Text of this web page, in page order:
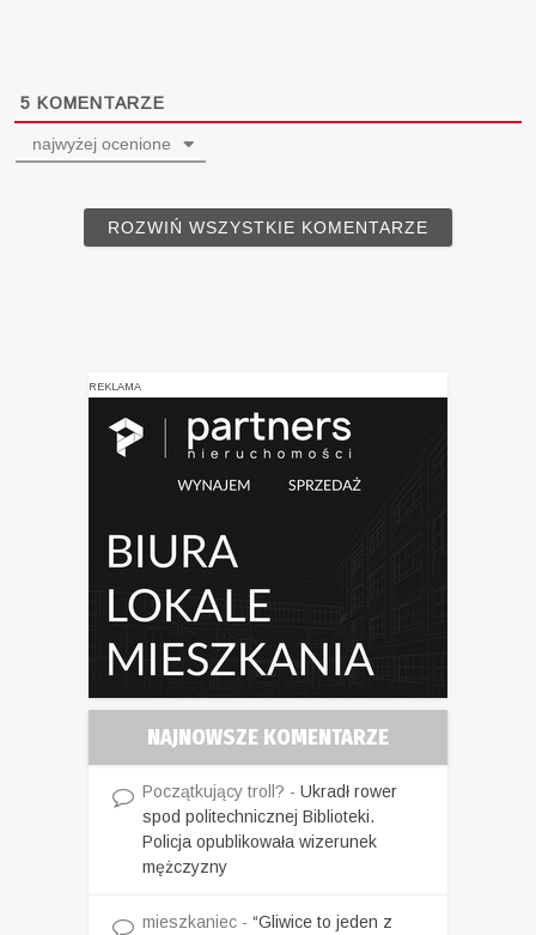
5 KOMENTARZE
najwyżej ocenione
ROZWIŃ WSZYSTKIE KOMENTARZE
REKLAMA
NAJNOWSZE KOMENTARZE
Początkujący troll? - Ukradł rower
spod politechnicznej Biblioteki.
Policja opublikowała wizerunek
mężczyzny
mieszkaniec - “Gliwice to jeden z